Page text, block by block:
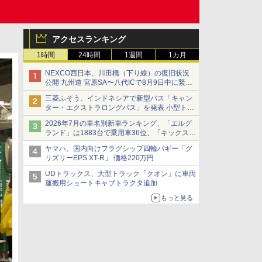
アクセスランキング
1時間 24時間 1週間 1カ月
NEXCO西日本、川田橋（下り線）の復旧状況
公開 九州道 宮原SA〜八代ICで8月9日中に緊急
車両を通行可能に
三菱ふそう、インドネシアで新型バス「キャン
ター・エクストラロングバス」を発表 小型トラ
ックベースの観光・旅客輸送向けバス
2026年7月の車名別新車ランキング、「エルグ
ランド」は1883台で乗用車36位、「キックス」
は2591台で27位に
ヤマハ、国内向けフラグシップ四輪バギー「グ
リズリーEPS XT-R」 価格220万円
UDトラックス、大型トラック「クオン」に車両
運搬用ショートキャブトラクタ追加
もっと見る